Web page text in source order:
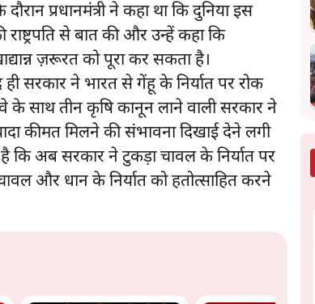
प्रधानमंत्री ने कहा था कि दुनिया इस
से बात की और उन्हें कहा कि
ज़रूरत को पूरा कर सकता है।
सरकार ने भारत से गेंहू के निर्यात पर रोक
साथ तीन कृषि कानून लाने वाली सरकार ने
कीमत मिलने की संभावना दिखाई देने लगी
अब सरकार ने टुकड़ा चावल के निर्यात पर
और धान के निर्यात को हतोत्साहित करने